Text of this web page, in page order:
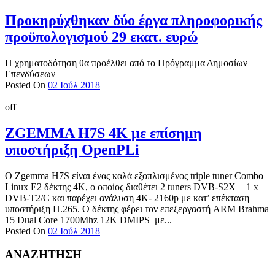
Προκηρύχθηκαν δύο έργα πληροφορικής
προϋπολογισμού 29 εκατ. ευρώ
Η χρηματοδότηση θα προέλθει από το Πρόγραμμα Δημοσίων
Επενδύσεων
Posted On 02 Ιούλ 2018
off
ZGEMMA H7S 4K με επίσημη
υποστήριξη OpenPLi
Ο Zgemma H7S είναι ένας καλά εξοπλισμένος triple tuner Combo
Linux E2 δέκτης 4Κ, ο οποίος διαθέτει 2 tuners DVB-S2X + 1 x
DVB-T2/C και παρέχει ανάλυση 4K- 2160p με κατ’ επέκταση
υποστήριξη H.265. Ο δέκτης φέρει τον επεξεργαστή ARM Brahma
15 Dual Core 1700Mhz 12K DMIPS με...
Posted On 02 Ιούλ 2018
ΑΝΑΖΗΤΗΣΗ